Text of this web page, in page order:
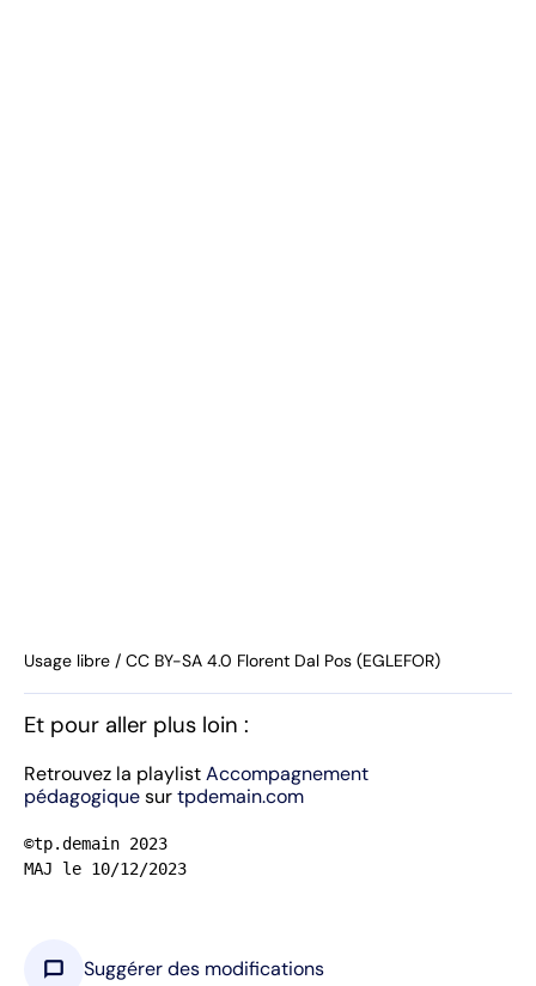
Usage libre / CC BY-SA 4.0 Florent Dal Pos (EGLEFOR)
Et pour aller plus loin :
Retrouvez la playlistAccompagnement
pédagogiquesurtpdemain.com
©tp.demain 2023
MAJ le 10/12/2023
chat_bubble Suggérer des modifications